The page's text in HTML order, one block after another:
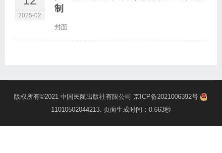
2025-02
制
封面
版权所有©2021 中国民航出版社有限公司 京ICP备2021006392号
11010502044213. 页面生成时间：0.663秒